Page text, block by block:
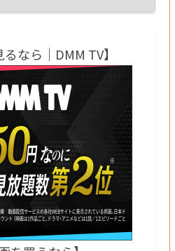
るなら｜DMM TV】